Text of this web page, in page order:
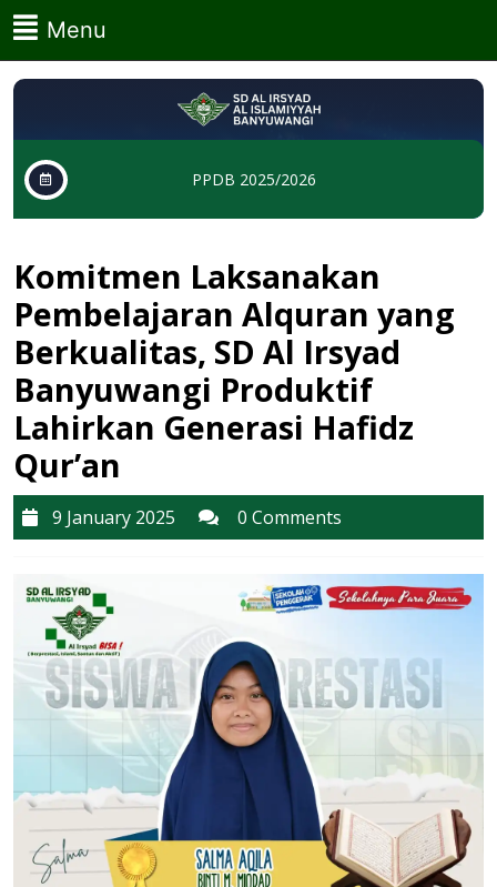
Skip
to
content
Menu
PPDB 2025/2026
Komitmen Laksanakan
Pembelajaran Alquran yang
Berkualitas, SD Al Irsyad
Banyuwangi Produktif
Lahirkan Generasi Hafidz
Qur’an
9 January 2025
9
January
0 Comments